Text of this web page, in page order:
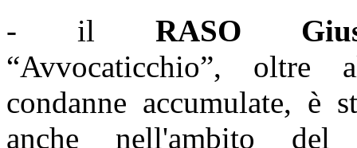
- il RASO
“Avvocaticchio”, oltre
condanne accumulate, è
anche nell'ambito del